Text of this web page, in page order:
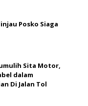
Posko Siaga
Sita Motor,
dalam
Di Jalan Tol